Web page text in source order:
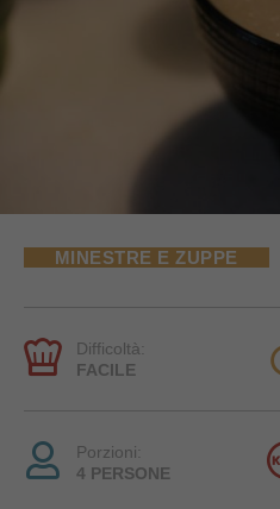
MINESTRE E ZUPPE
Difficoltà:
FACILE
Porzioni:
4 PERSONE